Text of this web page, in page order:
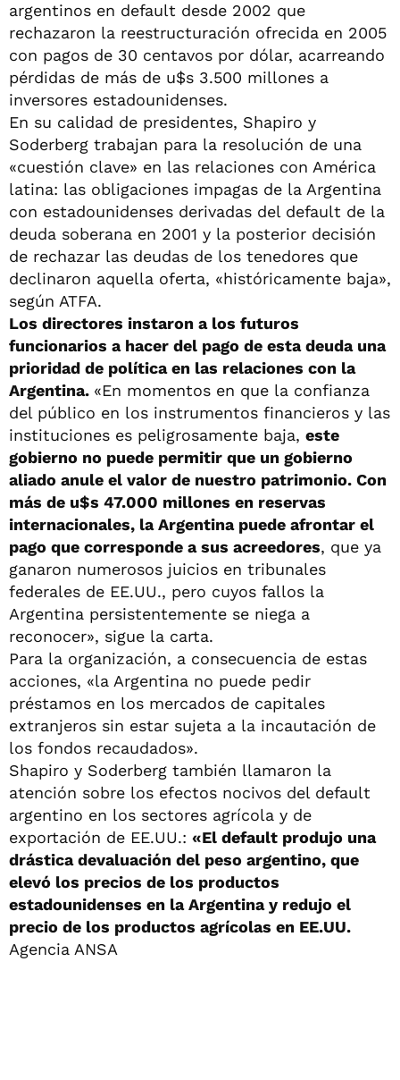
argentinos en default desde 2002 que
rechazaron la reestructuración ofrecida en 2005
con pagos de 30 centavos por dólar, acarreando
pérdidas de más de u$s 3.500 millones a
inversores estadounidenses.
En su calidad de presidentes, Shapiro y
Soderberg trabajan para la resolución de una
«cuestión clave» en las relaciones con América
latina: las obligaciones impagas de la Argentina
con estadounidenses derivadas del default de la
deuda soberana en 2001 y la posterior decisión
de rechazar las deudas de los tenedores que
declinaron aquella oferta, «históricamente baja»,
según ATFA.
Los directores instaron a los futuros
funcionarios a hacer del pago de esta deuda una
prioridad de política en las relaciones con la
Argentina. «En momentos en que la confianza
del público en los instrumentos financieros y las
instituciones es peligrosamente baja, este
gobierno no puede permitir que un gobierno
aliado anule el valor de nuestro patrimonio. Con
más de u$s 47.000 millones en reservas
internacionales, la Argentina puede afrontar el
pago que corresponde a sus acreedores, que ya
ganaron numerosos juicios en tribunales
federales de EE.UU., pero cuyos fallos la
Argentina persistentemente se niega a
reconocer», sigue la carta.
Para la organización, a consecuencia de estas
acciones, «la Argentina no puede pedir
préstamos en los mercados de capitales
extranjeros sin estar sujeta a la incautación de
los fondos recaudados».
Shapiro y Soderberg también llamaron la
atención sobre los efectos nocivos del default
argentino en los sectores agrícola y de
exportación de EE.UU.: «El default produjo una
drástica devaluación del peso argentino, que
elevó los precios de los productos
estadounidenses en la Argentina y redujo el
precio de los productos agrícolas en EE.UU.
Agencia ANSA